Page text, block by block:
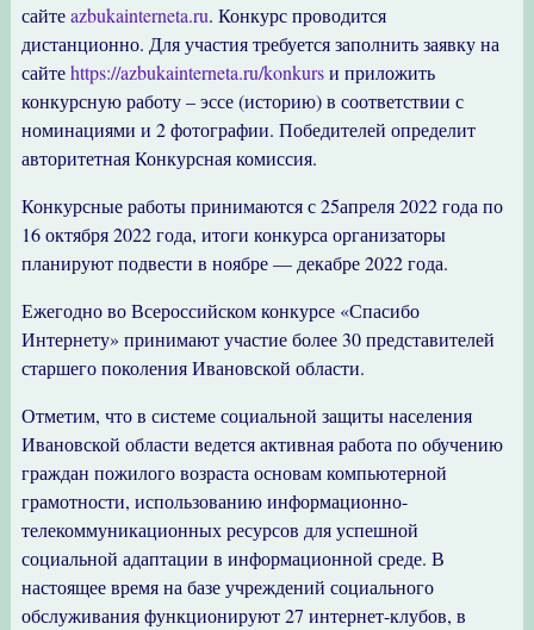
сайтеazbukainterneta.ru. Конкурс проводится
дистанционно. Для участия требуется заполнить заявку на
сайтеhttps://azbukainterneta.ru/konkursи приложить
конкурсную работу – эссе (историю) в соответствии с
номинациями и 2 фотографии. Победителей определит
авторитетная Конкурсная комиссия.
Конкурсные работы принимаются с 25апреля 2022 года по
16 октября 2022 года, итоги конкурса организаторы
планируют подвести в ноябре — декабре 2022 года.
Ежегодно во Всероссийском конкурсе «Спасибо
Интернету» принимают участие более 30 представителей
старшего поколения Ивановской области.
Отметим, что в системе социальной защиты населения
Ивановской области ведется активная работа по обучению
граждан пожилого возраста основам компьютерной
грамотности, использованию информационно-
телекоммуникационных ресурсов для успешной
социальной адаптации в информационной среде. В
настоящее время на базе учреждений социального
обслуживания функционируют 27 интернет-клубов, в